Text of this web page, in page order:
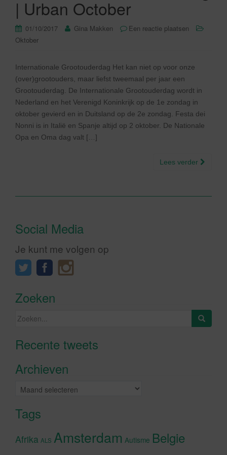
| Urban October
01/10/2017 Gina Makken
Een reactie plaatsen
Oktober
Internationale Grootouderdag Het kan niet op voor onze
(over)grootouders, maar liefst tweemaal per jaar een
Grootouderdag. De Internationale Grootouderdag wordt in
Nederland en het Verenigd Koninkrijk op de 1e zondag in
oktober gevierd en in Duitsland op de 2e zondag. Festa dei
Nonni is in Italië en Spanje altijd op 2 oktober. De Nationale
Opa en Oma dag valt […]
Lees verder
Social Media
Je kunt me volgen op
Zoeken
Zoeken
Recente tweetsKlik om marketing cookies te
Archieven
Archieven
Tags
Afrika ALS Amsterdam Autisme Belgie